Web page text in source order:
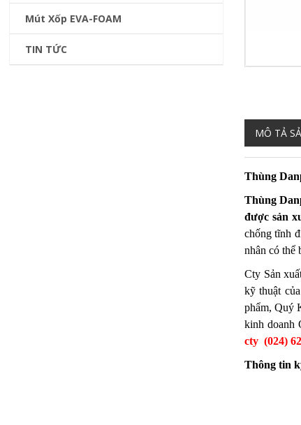
Mút Xốp EVA-FOAM
TIN TỨC
MÔ TẢ
Thùng
Thùng
được sản
chống tĩnh
nhân có thể
Cty Sản
kỹ thuật
phẩm, Quý
kinh doanh
cty (024)
Thông tin